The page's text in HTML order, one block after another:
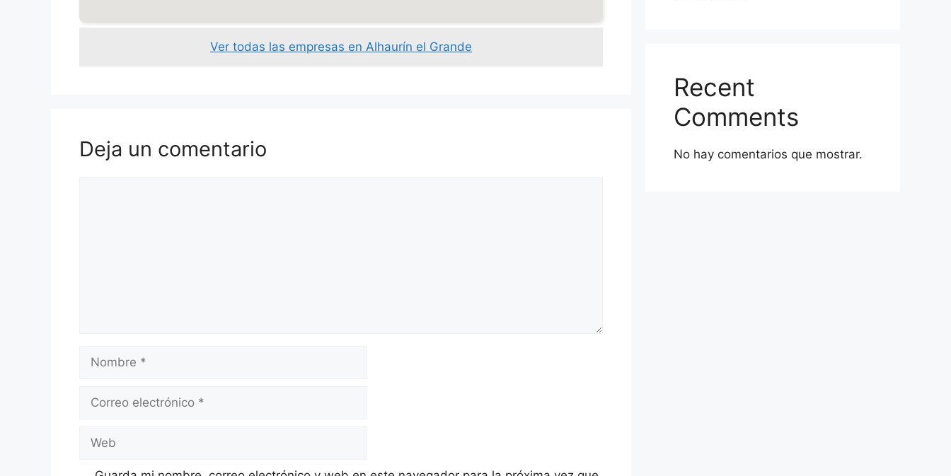
Ver todas las empresas en Alhaurín el Grande
Deja un comentario
Nombre
Correo
Web
Recent
Comments
No hay comentarios que mostrar.